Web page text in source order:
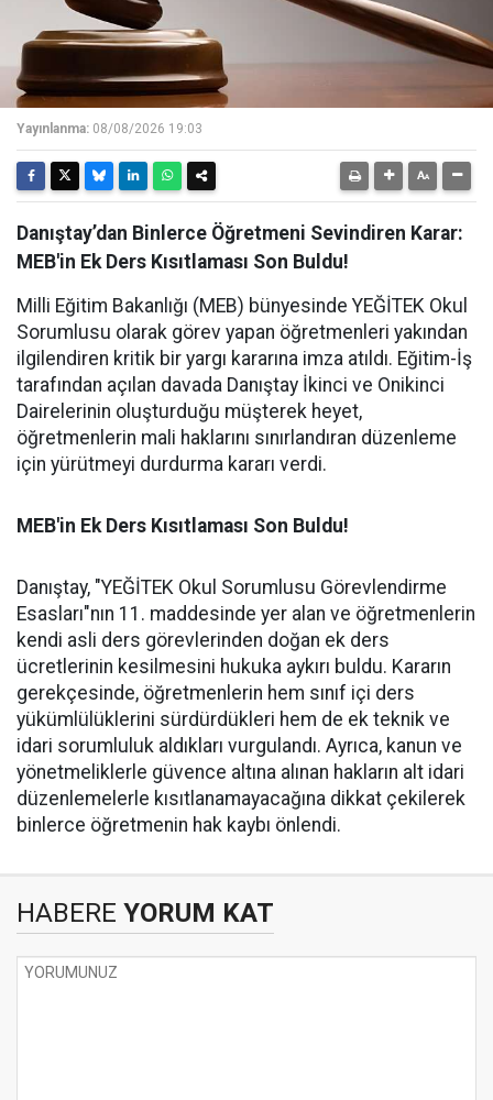
Yayınlanma: 08/08/2026 19:03
Danıştay’dan Binlerce Öğretmeni Sevindiren Karar:
MEB'in Ek Ders Kısıtlaması Son Buldu!
Milli Eğitim Bakanlığı (MEB) bünyesinde YEĞİTEK Okul
Sorumlusu olarak görev yapan öğretmenleri yakından
ilgilendiren kritik bir yargı kararına imza atıldı. Eğitim-İş
tarafından açılan davada Danıştay İkinci ve Onikinci
Dairelerinin oluşturduğu müşterek heyet,
öğretmenlerin mali haklarını sınırlandıran düzenleme
için yürütmeyi durdurma kararı verdi.
MEB'in Ek Ders Kısıtlaması Son Buldu!
Danıştay, "YEĞİTEK Okul Sorumlusu Görevlendirme
Esasları"nın 11. maddesinde yer alan ve öğretmenlerin
kendi asli ders görevlerinden doğan ek ders
ücretlerinin kesilmesini hukuka aykırı buldu. Kararın
gerekçesinde, öğretmenlerin hem sınıf içi ders
yükümlülüklerini sürdürdükleri hem de ek teknik ve
idari sorumluluk aldıkları vurgulandı. Ayrıca, kanun ve
yönetmeliklerle güvence altına alınan hakların alt idari
düzenlemelerle kısıtlanamayacağına dikkat çekilerek
binlerce öğretmenin hak kaybı önlendi.
HABERE YORUM KAT